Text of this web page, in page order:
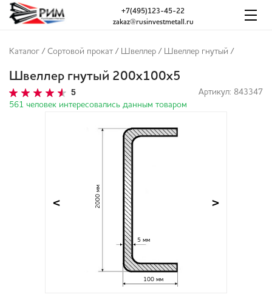
zakaz@rusinvestmetall.ru
+7(495)123-45-22
Каталог / Сортовой прокат / Швеллер / Швеллер гнутый /
Швеллер гнутый 200х100х5
5
Артикул: 843347
561 человек интересовались данным товаром
2000 мм
100 мм
5 мм
< >